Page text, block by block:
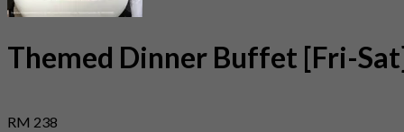
Themed Dinner Buffet [Fri-
RM 238